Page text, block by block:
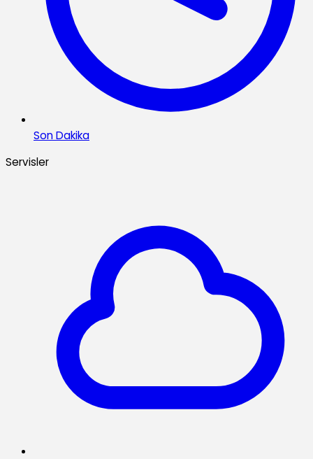
Son Dakika
Servisler